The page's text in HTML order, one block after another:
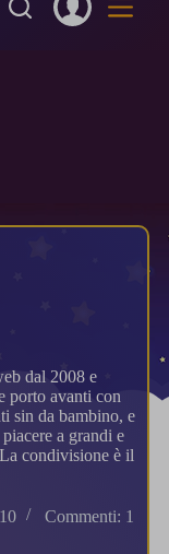
dal 2008 e
porto avanti con
sin da bambino, e
a grandi e
condivisione è il
Commenti: 1